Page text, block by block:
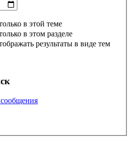
в этой теме
в этом разделе
результаты в виде тем